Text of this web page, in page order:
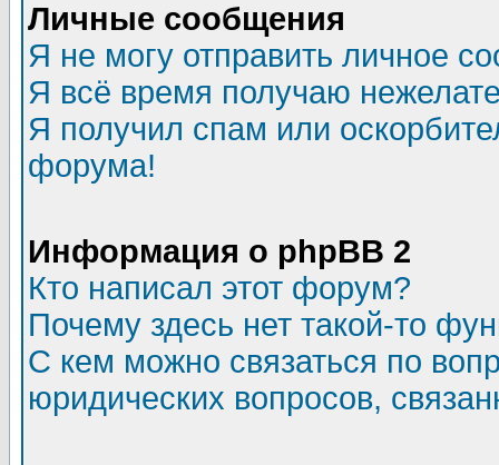
Личные сообщения
Я не могу отправить личное
Я всё время получаю
Я получил спам или
форума!
Информация о phpBB 2
Кто написал этот форум?
Почему здесь нет такой-то
С кем можно связаться по
юридических вопросов,